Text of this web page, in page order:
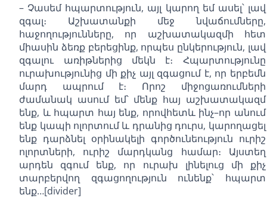
– Չասեմ հպարտություն, այլ կարող եմ ասել՝ լավ
զգալ։ Աշխատանքի մեջ նվաճումները,
հաջողությունները, որ աշխատակազմի հետ
միասին ձեռք բերեցինք, որպես ընկերություն, լավ
զգալու առիթներից մեկն է։ Հպարտությունը
ուրախությունից մի քիչ այլ զգացում է, որ երբեմն
մարդ ապրում է։ Որոշ միջոցառումների
ժամանակ ասում եմ՝ մենք հայ աշխատակազմ
ենք, և հպարտ հայ ենք, որովհետև ինչ–որ անում
ենք կապի ոլորտում և դրանից դուրս, կարողացել
ենք դարձնել օրինակելի գործունեություն ուրիշ
ոլորտների, ուրիշ մարդկանց համար։ Այստեղ
արդեն զգում ենք, որ ուրախ լինելուց մի քիչ
տարբերվող զգացողություն ունենք՝ հպարտ
ենք…[divider]